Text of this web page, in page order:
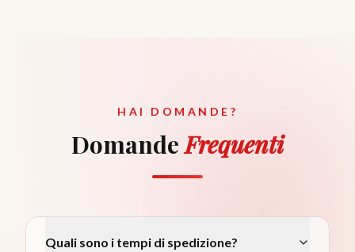
HAI DOMANDE?
DomandeFrequenti
Quali sono i tempi di spedizione?